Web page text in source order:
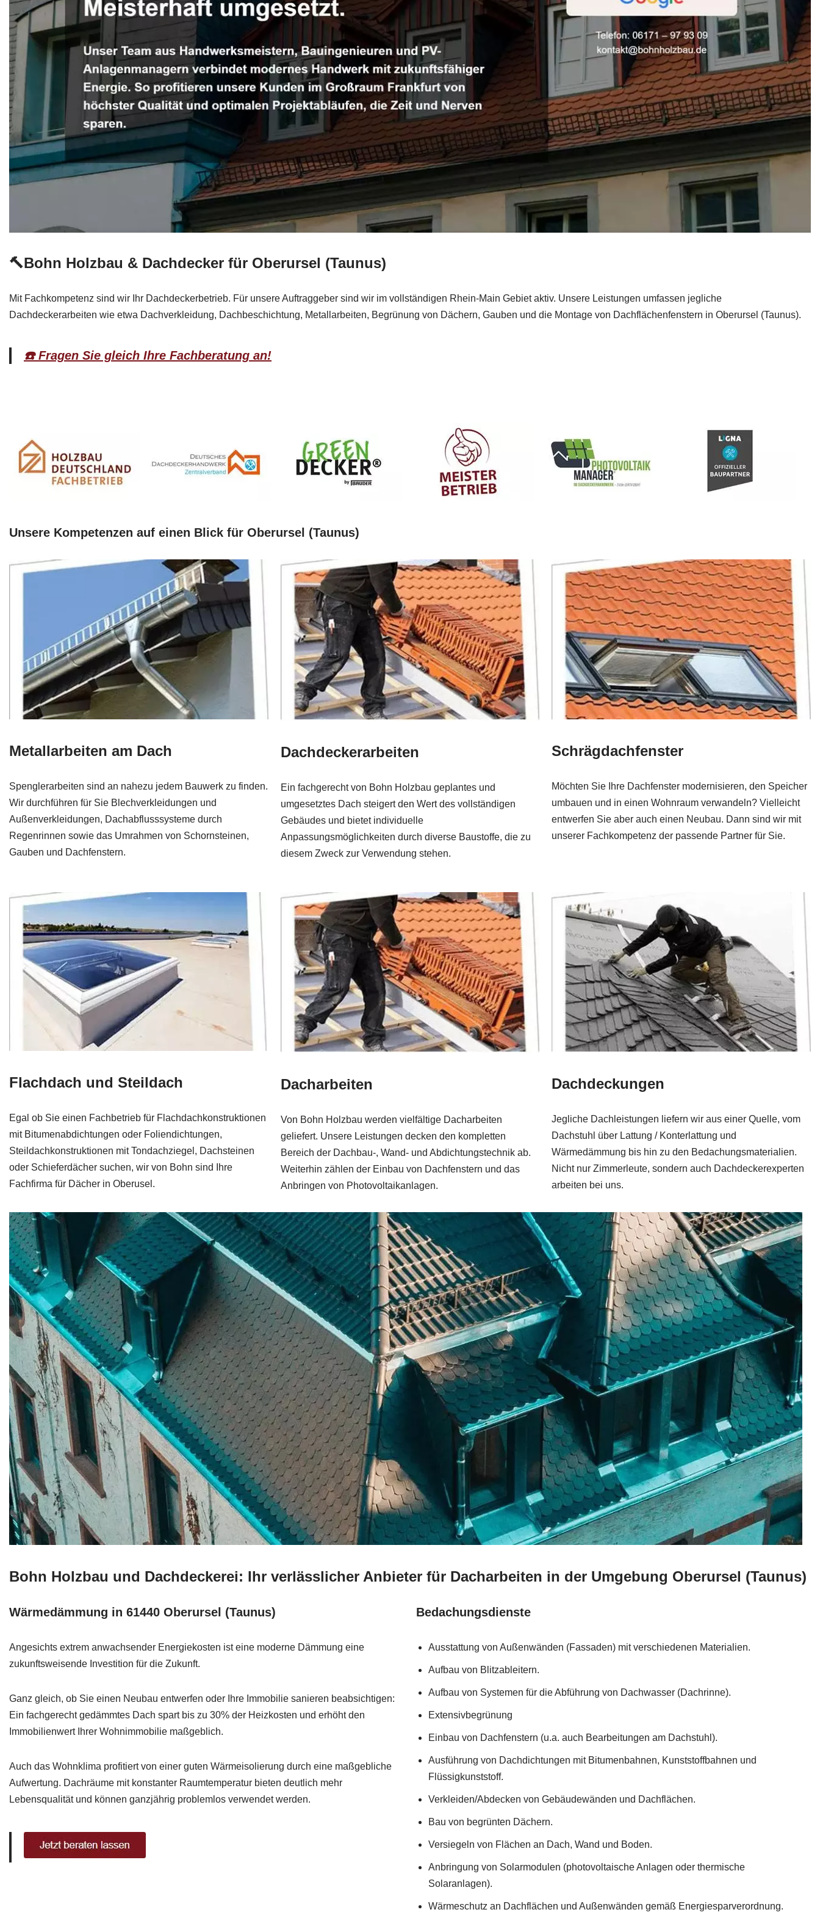
🔨Bohn Holzbau & Dachdecker für Oberursel (Taunus)
Mit Fachkompetenz sind wir Ihr Dachdeckerbetrieb. Für unsere Auftraggeber sind wir im vollständigen Rhein-Main Gebiet aktiv. Unsere Leistungen umfassen jegliche
Dachdeckerarbeiten wie etwa Dachverkleidung, Dachbeschichtung, Metallarbeiten, Begrünung von Dächern, Gauben und die Montage von Dachflächenfenstern in Oberursel (Taunus).
☎️ Fragen Sie gleich Ihre Fachberatung an!
Unsere Kompetenzen auf einen Blick für Oberursel (Taunus)
Metallarbeiten am Dach
Spenglerarbeiten sind an nahezu jedem Bauwerk zu finden.
Wir durchführen für Sie Blechverkleidungen und
Außenverkleidungen, Dachabflusssysteme durch
Regenrinnen sowie das Umrahmen von Schornsteinen,
Gauben und Dachfenstern.
Dachdeckerarbeiten
Ein fachgerecht von Bohn Holzbau geplantes und
umgesetztes Dach steigert den Wert des vollständigen
Gebäudes und bietet individuelle
Anpassungsmöglichkeiten durch diverse Baustoffe, die zu
diesem Zweck zur Verwendung stehen.
Schrägdachfenster
Möchten Sie Ihre Dachfenster modernisieren, den Speicher
umbauen und in einen Wohnraum verwandeln? Vielleicht
entwerfen Sie aber auch einen Neubau. Dann sind wir mit
unserer Fachkompetenz der passende Partner für Sie.
Flachdach und Steildach
Egal ob Sie einen Fachbetrieb für Flachdachkonstruktionen
mit Bitumenabdichtungen oder Foliendichtungen,
Steildachkonstruktionen mit Tondachziegel, Dachsteinen
oder Schieferdächer suchen, wir von Bohn sind Ihre
Fachfirma für Dächer in Oberusel.
Dacharbeiten
Von Bohn Holzbau werden vielfältige Dacharbeiten
geliefert. Unsere Leistungen decken den kompletten
Bereich der Dachbau-, Wand- und Abdichtungstechnik ab.
Weiterhin zählen der Einbau von Dachfenstern und das
Anbringen von Photovoltaikanlagen.
Dachdeckungen
Jegliche Dachleistungen liefern wir aus einer Quelle, vom
Dachstuhl über Lattung / Konterlattung und
Wärmedämmung bis hin zu den Bedachungsmaterialien.
Nicht nur Zimmerleute, sondern auch Dachdeckerexperten
arbeiten bei uns.
Bohn Holzbau und Dachdeckerei: Ihr verlässlicher Anbieter für Dacharbeiten in der Umgebung Oberursel (Taunus)
Wärmedämmung in 61440 Oberursel (Taunus)
Angesichts extrem anwachsender Energiekosten ist eine moderne Dämmung eine
zukunftsweisende Investition für die Zukunft.
Ganz gleich, ob Sie einen Neubau entwerfen oder Ihre Immobilie sanieren beabsichtigen:
Ein fachgerecht gedämmtes Dach spart bis zu 30% der Heizkosten und erhöht den
Immobilienwert Ihrer Wohnimmobilie maßgeblich.
Auch das Wohnklima profitiert von einer guten Wärmeisolierung durch eine maßgebliche
Aufwertung. Dachräume mit konstanter Raumtemperatur bieten deutlich mehr
Lebensqualität und können ganzjährig problemlos verwendet werden.
Bedachungsdienste
Ausstattung von Außenwänden (Fassaden) mit verschiedenen Materialien.
Aufbau von Blitzableitern.
Aufbau von Systemen für die Abführung von Dachwasser (Dachrinne).
Extensivbegrünung
Einbau von Dachfenstern (u.a. auch Bearbeitungen am Dachstuhl).
Ausführung von Dachdichtungen mit Bitumenbahnen, Kunststoffbahnen und
Flüssigkunststoff.
Verkleiden/Abdecken von Gebäudewänden und Dachflächen.
Bau von begrünten Dächern.
Versiegeln von Flächen an Dach, Wand und Boden.
Anbringung von Solarmodulen (photovoltaische Anlagen oder thermische
Solaranlagen).
Wärmeschutz an Dachflächen und Außenwänden gemäß Energiesparverordnung.